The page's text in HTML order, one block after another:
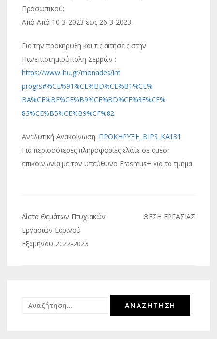
Προσωπικού:
Από Από 10-3-2023 έως 26-3-2023.
Για την προκήρυξη και τις αιτήσεις στην
Πανεπιστημιούπολη Σερρών :
https://www.ihu.gr/monades/int
progrs#%CE%91%CE%BD%CE%B1%CE%
BA%CE%BF%CE%B9%CE%BD%CF%8E%CF%
83%CE%B5%CE%B9%CF%82
Αναλυτική Ανακοίνωση: ΠΡΟΚΗΡΥΞΗ_ΒΙΡS_KA131
Για περισσότερες πληροφορίες ελάτε σε άμεση
επικοινωνία με τον υπεύθυνο Erasmus+ για το τμήμα.
Πλοήγηση
άρθρων
Λίστα Θεμάτων Πτυχιακών
Εργασιών Εαρινού
Εξαμήνου 2022-2023
ΘΕΣΗ ΕΡΓΑΣΙΑΣ
Αναζήτηση